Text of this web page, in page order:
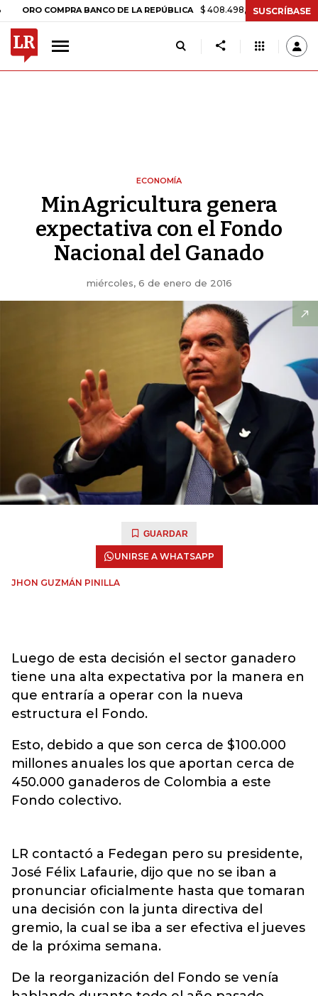
COMPRA BANCO DE LA REPÚBLICA $ 408.498,97 +$ 8.753,81 +2,19%
SUSCRÍBASE
ECONOMÍA
MinAgricultura genera
expectativa con el Fondo
Nacional del Ganado
miércoles, 6 de enero de 2016
GUARDAR
UNIRSE A WHATSAPP
JHON GUZMÁN PINILLA
Luego de esta decisión el sector ganadero
tiene una alta expectativa por la manera en
que entraría a operar con la nueva
estructura el Fondo.
Esto, debido a que son cerca de $100.000
millones anuales los que aportan cerca de
450.000 ganaderos de Colombia a este
Fondo colectivo.
LR contactó a Fedegan pero su presidente,
José Félix Lafaurie, dijo que no se iban a
pronunciar oficialmente hasta que tomaran
una decisión con la junta directiva del
gremio, la cual se iba a ser efectiva el jueves
de la próxima semana.
De la reorganización del Fondo se venía